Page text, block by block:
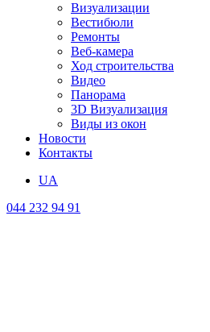
Визуализации
Вестибюли
Ремонты
Веб-камера
Ход строительства
Видео
Панорама
3D Визуализация
Виды из окон
Новости
Контакты
UA
044 232 94 91